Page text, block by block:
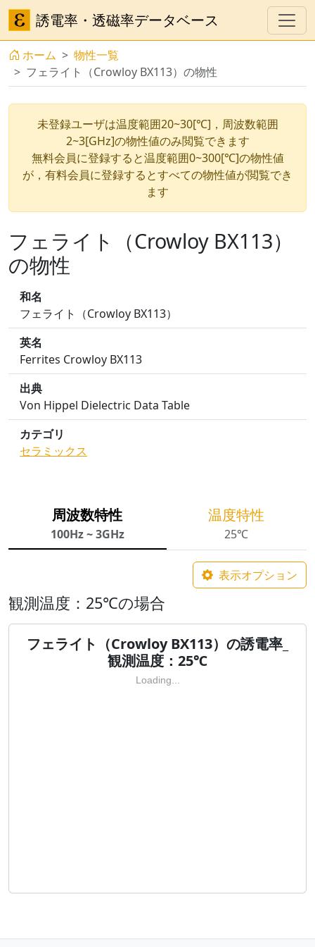
誘電率・透磁率データベース
ホーム
物性一覧
フェライト（Crowloy BX113）の物性
未登録ユーザは温度範囲20~30[℃]，周波数範囲
2~3[GHz]の物性値のみ閲覧できます
無料会員に登録すると温度範囲0~300[℃]の物性値
が，有料会員に登録するとすべての物性値が閲覧でき
ます
フェライト（Crowloy BX113）
の物性
和名
フェライト（Crowloy BX113）
英名
Ferrites Crowloy BX113
出典
Von Hippel Dielectric Data Table
カテゴリ
セラミックス
周波数特性
100Hz ~ 3GHz
温度特性
25℃
表示オプション
観測温度：25℃の場合
フェライト（Crowloy BX113）の誘電率_
観測温度：25℃
Loading...